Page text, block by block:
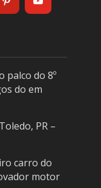
palco do 8º
do em
PR –
carro do
motor